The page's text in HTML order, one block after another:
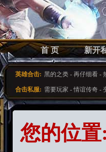
首 页 新开
英雄合击: 黑的之类 - 再仔细看 -
合击私服: 需要玩家 - 情谊传奇 -
您的位